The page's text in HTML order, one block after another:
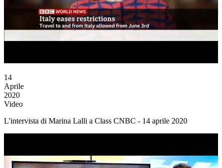
14
Aprile
2020
Video
L'intervista di Marina Lalli a Class CNBC - 14 aprile 2020